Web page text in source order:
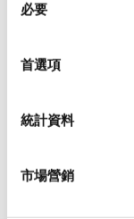
必要
首選項
統計資料
市場營銷
安裝和安裝規範